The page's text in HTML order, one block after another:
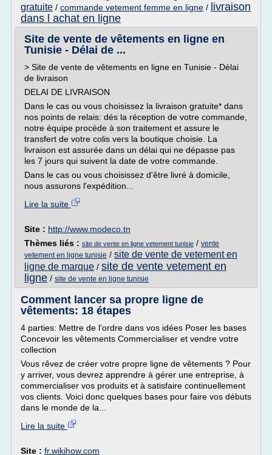
gratuite / commande vetement femme en ligne / livraison
dans l achat en ligne
Site de vente de vêtements en ligne en
Tunisie - Délai de ...
> Site de vente de vêtements en ligne en Tunisie - Délai
de livraison
DELAI DE LIVRAISON
Dans le cas ou vous choisissez la livraison gratuite* dans
nos points de relais: dés la réception de votre commande,
notre équipe procède à son traitement et assure le
transfert de votre colis vers la boutique choisie. La
livraison est assurée dans un délai qui ne dépasse pas
les 7 jours qui suivent la date de votre commande.
Dans le cas ou vous choisissez d'être livré à domicile,
nous assurons l'expédition...
Lire la suite
Site : http://www.modeco.tn
Thèmes liés : site de vente en ligne vetement tunisie / vente
vetement en ligne tunisie / site de vente de vetement en
ligne de marque / site de vente vetement en
ligne / site de vente en ligne tunisie
Comment lancer sa propre ligne de
vêtements: 18 étapes
4 parties: Mettre de l'ordre dans vos idées Poser les bases
Concevoir les vêtements Commercialiser et vendre votre
collection
Vous rêvez de créer votre propre ligne de vêtements ? Pour
y arriver, vous devrez apprendre à gérer une entreprise, à
commercialiser vos produits et à satisfaire continuellement
vos clients. Voici donc quelques bases pour faire vos débuts
dans le monde de la...
Lire la suite
Site : fr.wikihow.com